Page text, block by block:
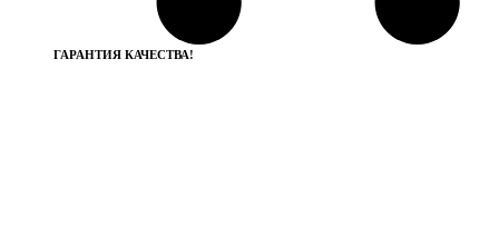
ГАРАНТИЯ КАЧЕСТВА!